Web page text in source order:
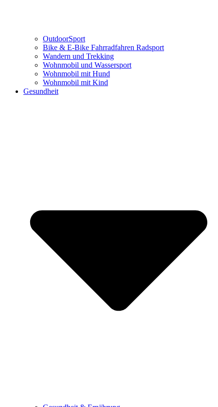
OutdoorSport
Bike & E-Bike Fahrradfahren Radsport
Wandern und Trekking
Wohnmobil und Wassersport
Wohnmobil mit Hund
Wohnmobil mit Kind
Gesundheit